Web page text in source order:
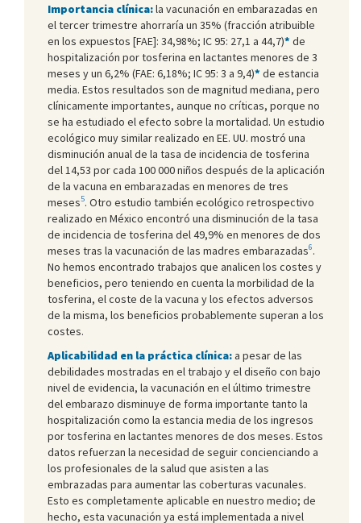
Importancia clínica:la vacunación en embarazadas en
el tercer trimestre ahorraría un 35% (fracción atribuible
en los expuestos [FAE]: 34,98%; IC 95: 27,1 a 44,7)* de
hospitalización por tosferina en lactantes menores de 3
meses y un 6,2% (FAE: 6,18%; IC 95: 3 a 9,4)* de estancia
media. Estos resultados son de magnitud mediana, pero
clínicamente importantes, aunque no críticas, porque no
se ha estudiado el efecto sobre la mortalidad. Un estudio
ecológico muy similar realizado en EE. UU. mostró una
disminución anual de la tasa de incidencia de tosferina
del 14,53 por cada 100 000 niños después de la aplicación
de la vacuna en embarazadas en menores de tres
meses5. Otro estudio también ecológico retrospectivo
realizado en México encontró una disminución de la tasa
de incidencia de tosferina del 49,9% en menores de dos
meses tras la vacunación de las madres embarazadas6.
No hemos encontrado trabajos que analicen los costes y
beneficios, pero teniendo en cuenta la morbilidad de la
tosferina, el coste de la vacuna y los efectos adversos
de la misma, los beneficios probablemente superan a los
costes.
Aplicabilidad en la práctica clínica:a pesar de las
debilidades mostradas en el trabajo y el diseño con bajo
nivel de evidencia, la vacunación en el último trimestre
del embarazo disminuye de forma importante tanto la
hospitalización como la estancia media de los ingresos
por tosferina en lactantes menores de dos meses. Estos
datos refuerzan la necesidad de seguir concienciando a
los profesionales de la salud que asisten a las
embrazadas para aumentar las coberturas vacunales.
Esto es completamente aplicable en nuestro medio; de
hecho, esta vacunación ya está implementada a nivel